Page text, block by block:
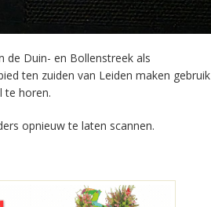
de Duin- en Bollenstreek als
ten zuiden van Leiden maken gebruik
te horen.
opnieuw te laten scannen.